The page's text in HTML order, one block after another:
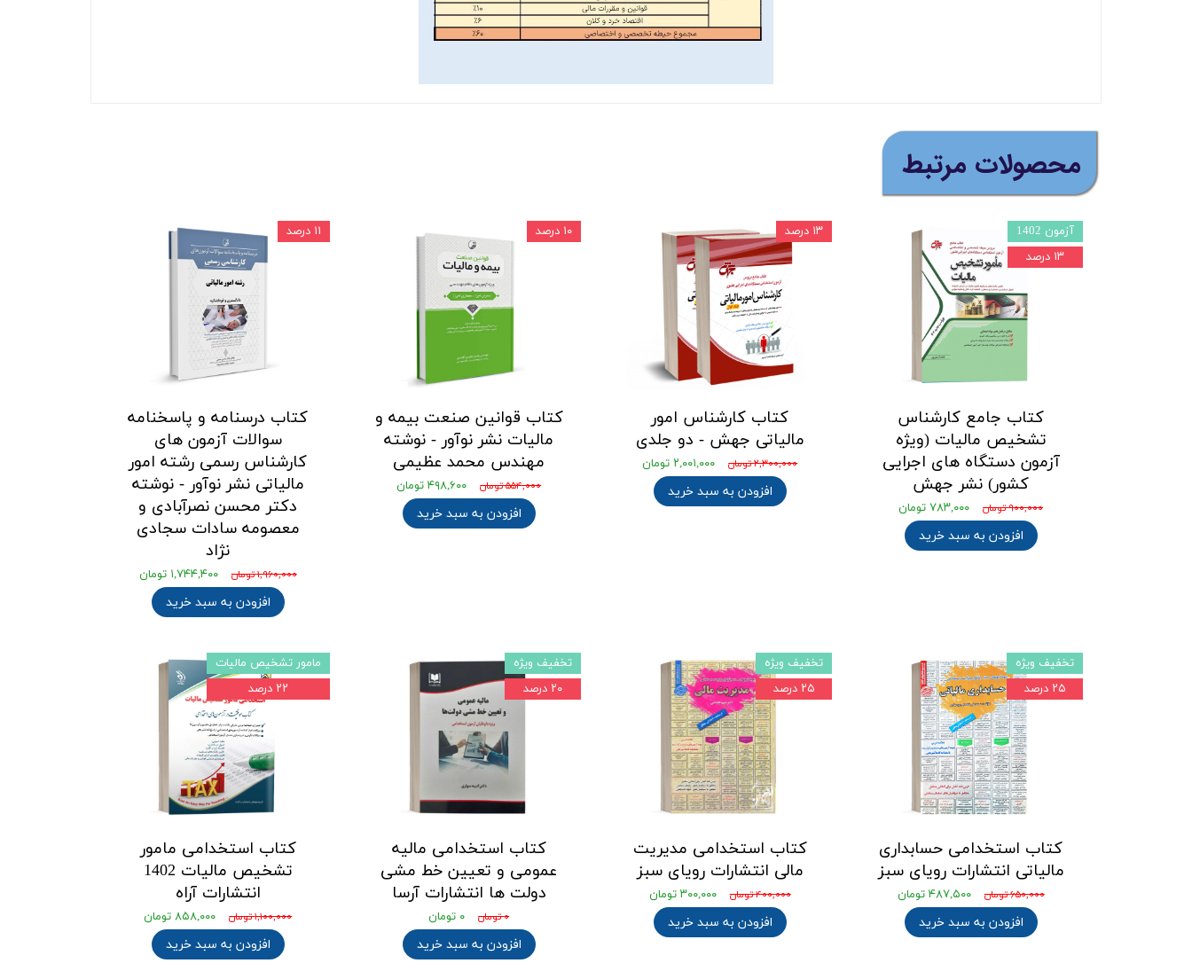
​محصولات مرتبط
کتاب جامع کارشناس
تشخیص مالیات (ویژه
آزمون دستگاه‌ های اجرایی
کشور) نشر جهش
۹۰۰,۰۰۰ تومان ۷۸۳,۰۰۰ تومان
افزودن به سبد خرید
آزمون 1402
۱۳ درصد
کتاب کارشناس امور
مالیاتی جهش - دو جلدی
۲,۳۰۰,۰۰۰ تومان ۲,۰۰۱,۰۰۰ تومان
افزودن به سبد خرید
۱۳ درصد
کتاب قوانین صنعت بیمه و
مالیات نشر نوآور - نوشته
مهندس محمد عظیمی
۵۵۴,۰۰۰ تومان ۴۹۸,۶۰۰ تومان
افزودن به سبد خرید
۱۰ درصد
کتاب درسنامه و پاسخنامه
سوالات آزمون های
کارشناس رسمی رشته امور
مالیاتی نشر نوآور - نوشته
دکتر محسن نصرآبادی و
معصومه سادات سجادی
نژاد
۱,۹۶۰,۰۰۰ تومان ۱,۷۴۴,۴۰۰ تومان
افزودن به سبد خرید
۱۱ درصد
کتاب استخدامی حسابداری
مالیاتی انتشارات رویای سبز
۶۵۰,۰۰۰ تومان ۴۸۷,۵۰۰ تومان
افزودن به سبد خرید
تخفیف ویژه
۲۵ درصد
کتاب استخدامی مدیریت
مالی انتشارات رویای سبز
۴۰۰,۰۰۰ تومان ۳۰۰,۰۰۰ تومان
افزودن به سبد خرید
تخفیف ویژه
۲۵ درصد
کتاب استخدامی مالیه
عمومی و تعیین خط مشی
دولت ها انتشارات آرسا
۰ تومان ۰ تومان
افزودن به سبد خرید
تخفیف ویژه
۲۰ درصد
کتاب استخدامی مامور
تشخیص مالیات 1402
انتشارات آراه
۱,۱۰۰,۰۰۰ تومان ۸۵۸,۰۰۰ تومان
افزودن به سبد خرید
مامور تشخیص مالیات
۲۲ درصد